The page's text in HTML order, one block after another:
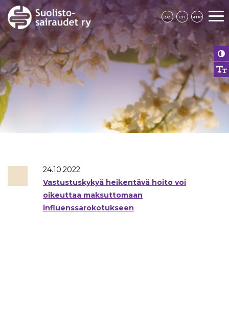
se en sme
24.10.2022
Vastustuskykyä heikentävä hoito voi
oikeuttaa maksuttomaan
influenssarokotukseen